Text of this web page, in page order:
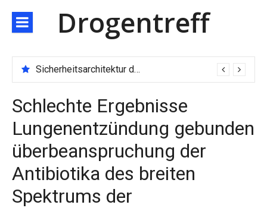
zum
Inhalt
Drogentreff
Sicherheitsarchitektur der nächsten Generation: JARXE kombiniert Multi-Wallet und MPC als Schutzschild für digitales Vertrauen
Schlechte Ergebnisse
Lungenentzündung gebunden
überbeanspruchung der
Antibiotika des breiten
Spektrums der